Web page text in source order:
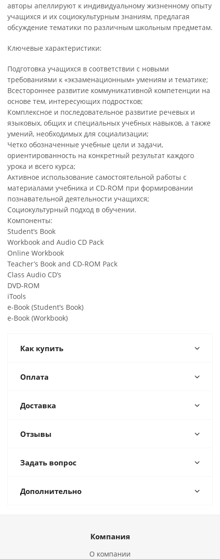
авторы апеллируют к индивидуальному жизненному опыту
учащихся и их социокультурным знаниям, предлагая
обсуждение тематики по различным школьным предметам.
Ключевые характеристики:
Подготовка учащихся в соответствии с новыми
требованиями к «экзаменационным» умениям и тематике;
Всестороннее развитие коммуникативной компетенции на
основе тем, интересующих подростков;
Комплексное и последовательное развитие речевых и
языковых, общих и специальных учебных навыков, а также
умений, необходимых для социализации;
Четко обозначенные учебные цели и задачи,
ориентированность на конкретный результат каждого
урока и всего курса;
Активное использование самостоятельной работы с
материалами учебника и CD-ROM при формировании
познавательной деятельности учащихся;
Социокультурный подход в обучении.
Компоненты:
Student’s Book
Workbook and Audio CD Pack
Online Workbook
Teacher’s Book and CD-ROM Pack
Class Audio CD’s
DVD-ROM
iTools
e-Book (Student’s Book)
e-Book (Workbook)
Как купить
Оплата
Доставка
Отзывы
Задать вопрос
Дополнительно
Компания
О компании